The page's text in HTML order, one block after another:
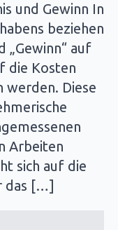
und Gewinn In
beziehen
„Gewinn“ auf
die Kosten
werden. Diese
Arbeiten
sich auf die
das […]